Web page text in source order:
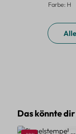
Farbe: H
Produktgalerie
Das könnte